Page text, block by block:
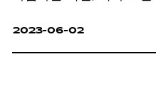
2023-06-02